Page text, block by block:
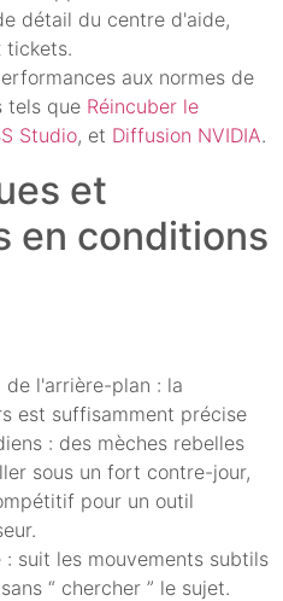
détail du centre d'aide,
tickets.
aux normes de
tels que Réincuber le
Studio, et Diffusion NVIDIA.
et
en conditions
l'arrière-plan : la
est suffisamment précise
: des mèches rebelles
sous un fort contre-jour,
pour un outil
suit les mouvements subtils
“ chercher ” le sujet.